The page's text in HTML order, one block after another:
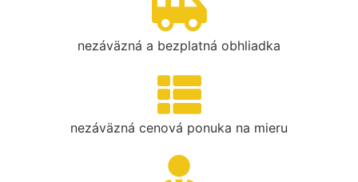
nezáväzná a bezplatná obhliadka
nezáväzná cenová ponuka na mieru